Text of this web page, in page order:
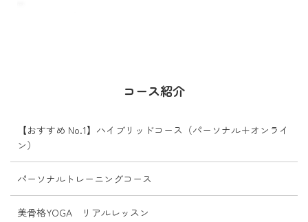
コース紹介
【おすすめ No.1】ハイブリッドコース（パーソナル＋オンライ
ン）
パーソナルトレーニングコース
美骨格YOGA リアルレッスン